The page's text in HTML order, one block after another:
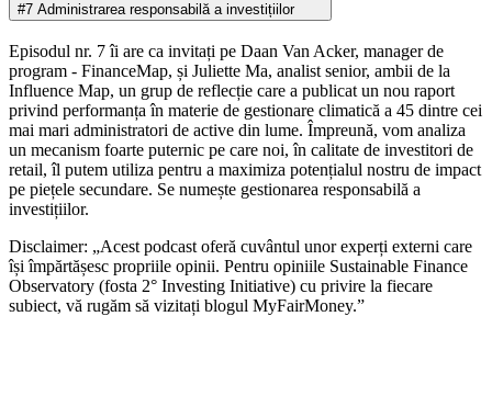
#7 Administrarea responsabilă a investițiilor
Episodul nr. 7 îi are ca invitați pe Daan Van Acker, manager de
program - FinanceMap, și Juliette Ma, analist senior, ambii de la
Influence Map, un grup de reflecție care a publicat un nou raport
privind performanța în materie de gestionare climatică a 45 dintre cei
mai mari administratori de active din lume. Împreună, vom analiza
un mecanism foarte puternic pe care noi, în calitate de investitori de
retail, îl putem utiliza pentru a maximiza potențialul nostru de impact
pe piețele secundare. Se numește gestionarea responsabilă a
investițiilor.
Disclaimer: „Acest podcast oferă cuvântul unor experți externi care
își împărtășesc propriile opinii. Pentru opiniile Sustainable Finance
Observatory (fosta 2° Investing Initiative) cu privire la fiecare
subiect, vă rugăm să vizitați blogul MyFairMoney.”